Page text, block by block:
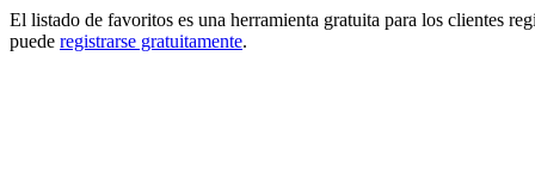
El listado de favoritos es una herramienta gratuita para los clientes
puede registrarse gratuitamente.